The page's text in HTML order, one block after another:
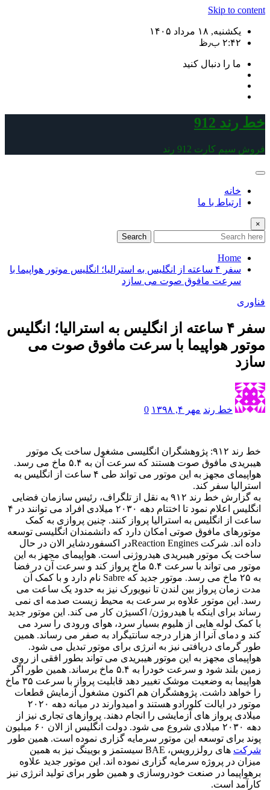
Skip to content
یکشنبه, ۱۸ مرداد ۱۴۰۵
۲:۴۲ ب٫ظ
ما را دنبال کنید
خط رند 912
فروش سیم کارت 912 رند
خانه
ارتباط با ما
×
Search
Home
سفر ۴ ساعته از انگلیس به استرالیا؛ انگلیس موتور هواپیما با
سرعت مافوق صوت می سازد
فناوری
سفر ۴ ساعته از انگلیس به استرالیا؛ انگلیس
موتور هواپیما با سرعت مافوق صوت می
سازد
خط رند مهر ۴, ۱۳۹۸ 0
خط رند ۹۱۲: پژوهشگران انگلیسی مشغول ساخت یک موتور
هیبریدی مافوق صوت هستند که سرعت آن به ۵.۴ ماخ می رسد.
هواپیمای مجهز به این موتور می تواند طی ۴ ساعت از انگلیس به
استرالیا سفر کند.
به گزارش خط رند ۹۱۲ به نقل از تلگراف، رئیس سازمان فضایی
انگلیس اعلام نمود تا اختتام دهه ۲۰۳۰ میلادی افراد می توانند در ۴
ساعت از انگلیس به استرالیا پرواز کنند. چنین پروازی به کمک
موتورهای مافوق صوتی امکان دارد که دانشمندان انگلیسی توسعه
داده اند. شرکت Reaction Enginesدر اکسفوردشایر الان در حال
ساخت یک موتور هیبریدی هیدروژنی است. هواپیمای مجهز به این
موتور می تواند با سرعت ۵.۴ ماخ پرواز کند و سرعت آن در فضا
به ۲۵ ماخ می رسد. موتور جدید که Sabre نام دارد و با کمک آن
مدت زمان پرواز بین لندن تا نیویورک نیز به حدود یک ساعت می
رسد. این موتور علاوه بر سرعت به محیط زیست صدمه ای نمی
رساند برای اینکه با هیدروژن/ اکسیژن کار می کند. این موتور جدید
با کمک لوله هایی از هلیوم بسیار سرد، هوای ورودی را سرد می
کند و دمای آنرا از هزار درجه سانتیگراد به صفر می رساند. همین
طور گرمای دریافتی نیز به انرژی برای موتور تبدیل می شود.
هواپیمای مجهز به این موتور هیبریدی می تواند بطور افقی از روی
زمین بلند شود و سرعت خودرا به ۵.۴ ماخ برساند. همین طور اگر
هواپیما به وضعیت موشک تغییر دهد قابلیت پرواز با سرعت ۳۵ ماخ
را خواهد داشت. پژوهشگران هم اکنون مشغول آزمایش قطعات
موتور در ایالت کلورادو هستند و امیدوارند در میانه دهه ۲۰۲۰
میلادی پرواز های آزمایشی را انجام دهند. پروازهای تجاری نیز از
دهه ۲۰۳۰ میلادی شروع می شود. دولت انگلیس از الان ۶۰ میلیون
پوند برای توسعه این موتور سرمایه گزاری نموده است. همین طور
شرکت
های رولزرویس، BAE سیستمز و بویینگ نیز به همین
میزان در پروژه سرمایه گزاری نموده اند. این موتور جدید علاوه
برهواپیما در صنعت خودروسازی و همین طور برای تولید انرژی نیز
کارآمد است.